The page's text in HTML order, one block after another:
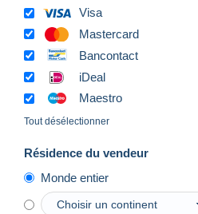
Visa
Mastercard
Bancontact
iDeal
Maestro
Tout désélectionner
Résidence du vendeur
Monde entier